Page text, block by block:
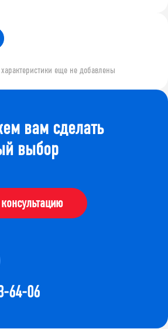
еще не добавлены
вам сделать
выбор
64-06